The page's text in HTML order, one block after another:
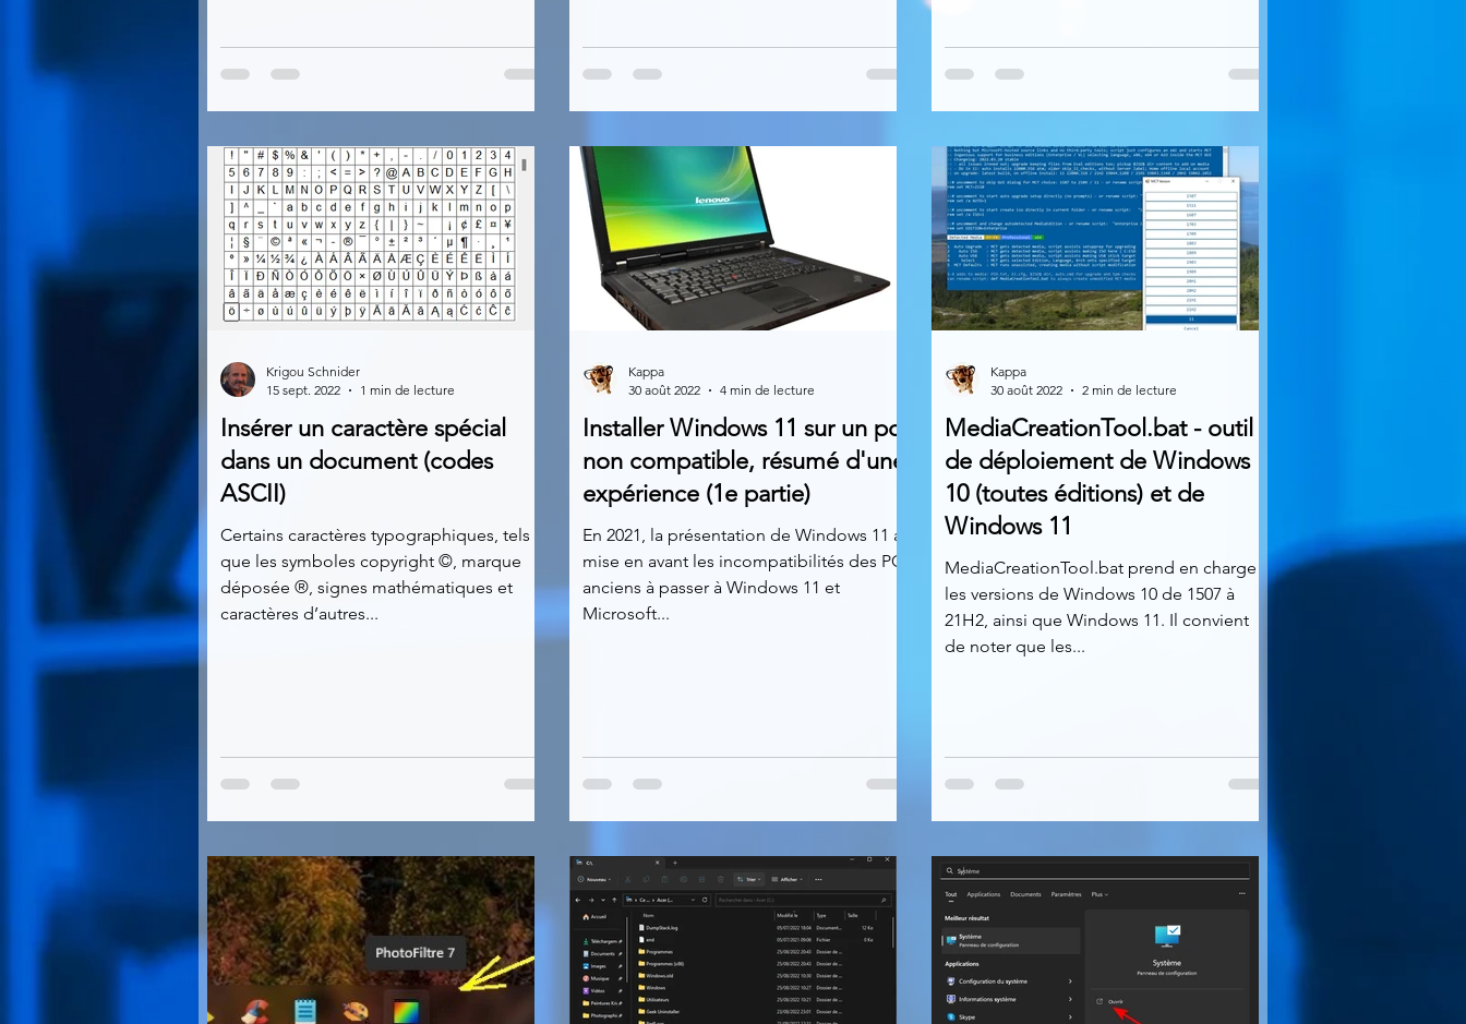
Insérer un caractère spécial
dans un document (codes
ASCII)
Certains caractères typographiques, tels
que les symboles copyright ©, marque
déposée ®, signes mathématiques et
caractères d’autres...
Krigou Schnider
15 sept. 2022
1 min de lecture
Installer Windows 11 sur un pc
non compatible, résumé d'une
expérience (1e partie)
En 2021, la présentation de Windows 11 a
mise en avant les incompatibilités des PC
anciens à passer à Windows 11 et
Microsoft...
Kappa
30 août 2022
4 min de lecture
MediaCreationTool.bat - outil
de déploiement de Windows
10 (toutes éditions) et de
Windows 11
MediaCreationTool.bat prend en charge
les versions de Windows 10 de 1507 à
21H2, ainsi que Windows 11. Il convient
de noter que les...
Kappa
30 août 2022
2 min de lecture